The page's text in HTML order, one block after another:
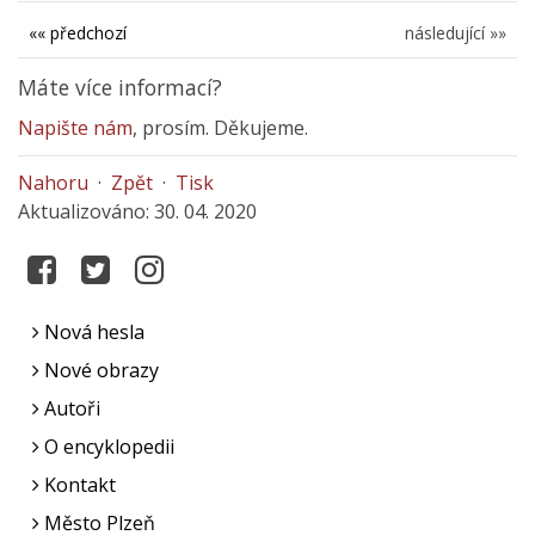
následující »»
«« předchozí
Máte více informací?
Napište nám, prosím. Děkujeme.
Nahoru · Zpět · Tisk
Aktualizováno: 30. 04. 2020
Nová hesla
Nové obrazy
Autoři
O encyklopedii
Kontakt
Město Plzeň